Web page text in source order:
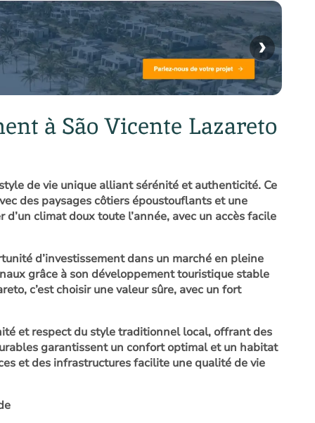
›
à São Vicente Lazareto
de vie unique alliant sérénité et authenticité. Ce
des paysages côtiers époustouflants et une
climat doux toute l’année, avec un accès facile
d’investissement dans un marché en pleine
grâce à son développement touristique stable
c’est choisir une valeur sûre, avec un fort
et respect du style traditionnel local, offrant des
garantissent un confort optimal et un habitat
et des infrastructures facilite une qualité de vie